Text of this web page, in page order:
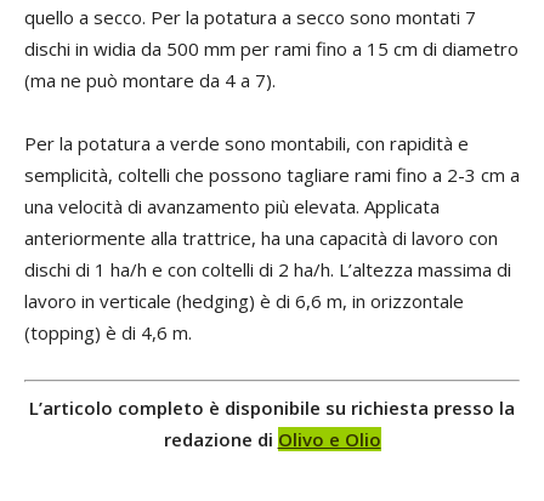
quello a secco. Per la potatura a secco sono montati 7
dischi in widia da 500 mm per rami fino a 15 cm di diametro
(ma ne può montare da 4 a 7).
Per la potatura a verde sono montabili, con rapidità e
semplicità, coltelli che possono tagliare rami fino a 2-3 cm a
una velocità di avanzamento più elevata. Applicata
anteriormente alla trattrice, ha una capacità di lavoro con
dischi di 1 ha/h e con coltelli di 2 ha/h. L’altezza massima di
lavoro in verticale (hedging) è di 6,6 m, in orizzontale
(topping) è di 4,6 m.
L’articolo completo è disponibile su richiesta presso la
redazione di Olivo e Olio